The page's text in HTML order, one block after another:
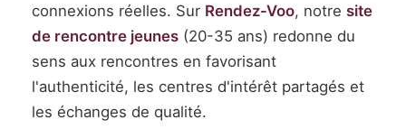
connexions réelles. Sur Rendez-Voo, notre site
de rencontre jeunes (20-35 ans) redonne du
sens aux rencontres en favorisant
l'authenticité, les centres d'intérêt partagés et
les échanges de qualité.